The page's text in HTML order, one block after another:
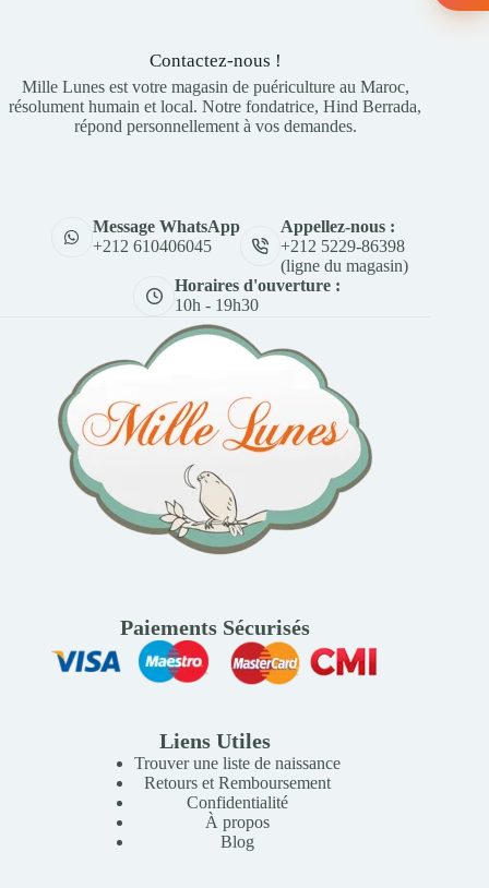
Contactez-nous !
Mille Lunes est votre magasin de puériculture au Maroc,
résolument humain et local. Notre fondatrice, Hind Berrada,
répond personnellement à vos demandes.
Message WhatsApp
+212 610406045
Appellez-nous :
+212 5229-86398
(ligne du magasin)
Horaires d'ouverture :
10h - 19h30
Paiements Sécurisés
Liens Utiles
Trouver une liste de naissance
Retours et Remboursement
Confidentialité
À propos
Blog